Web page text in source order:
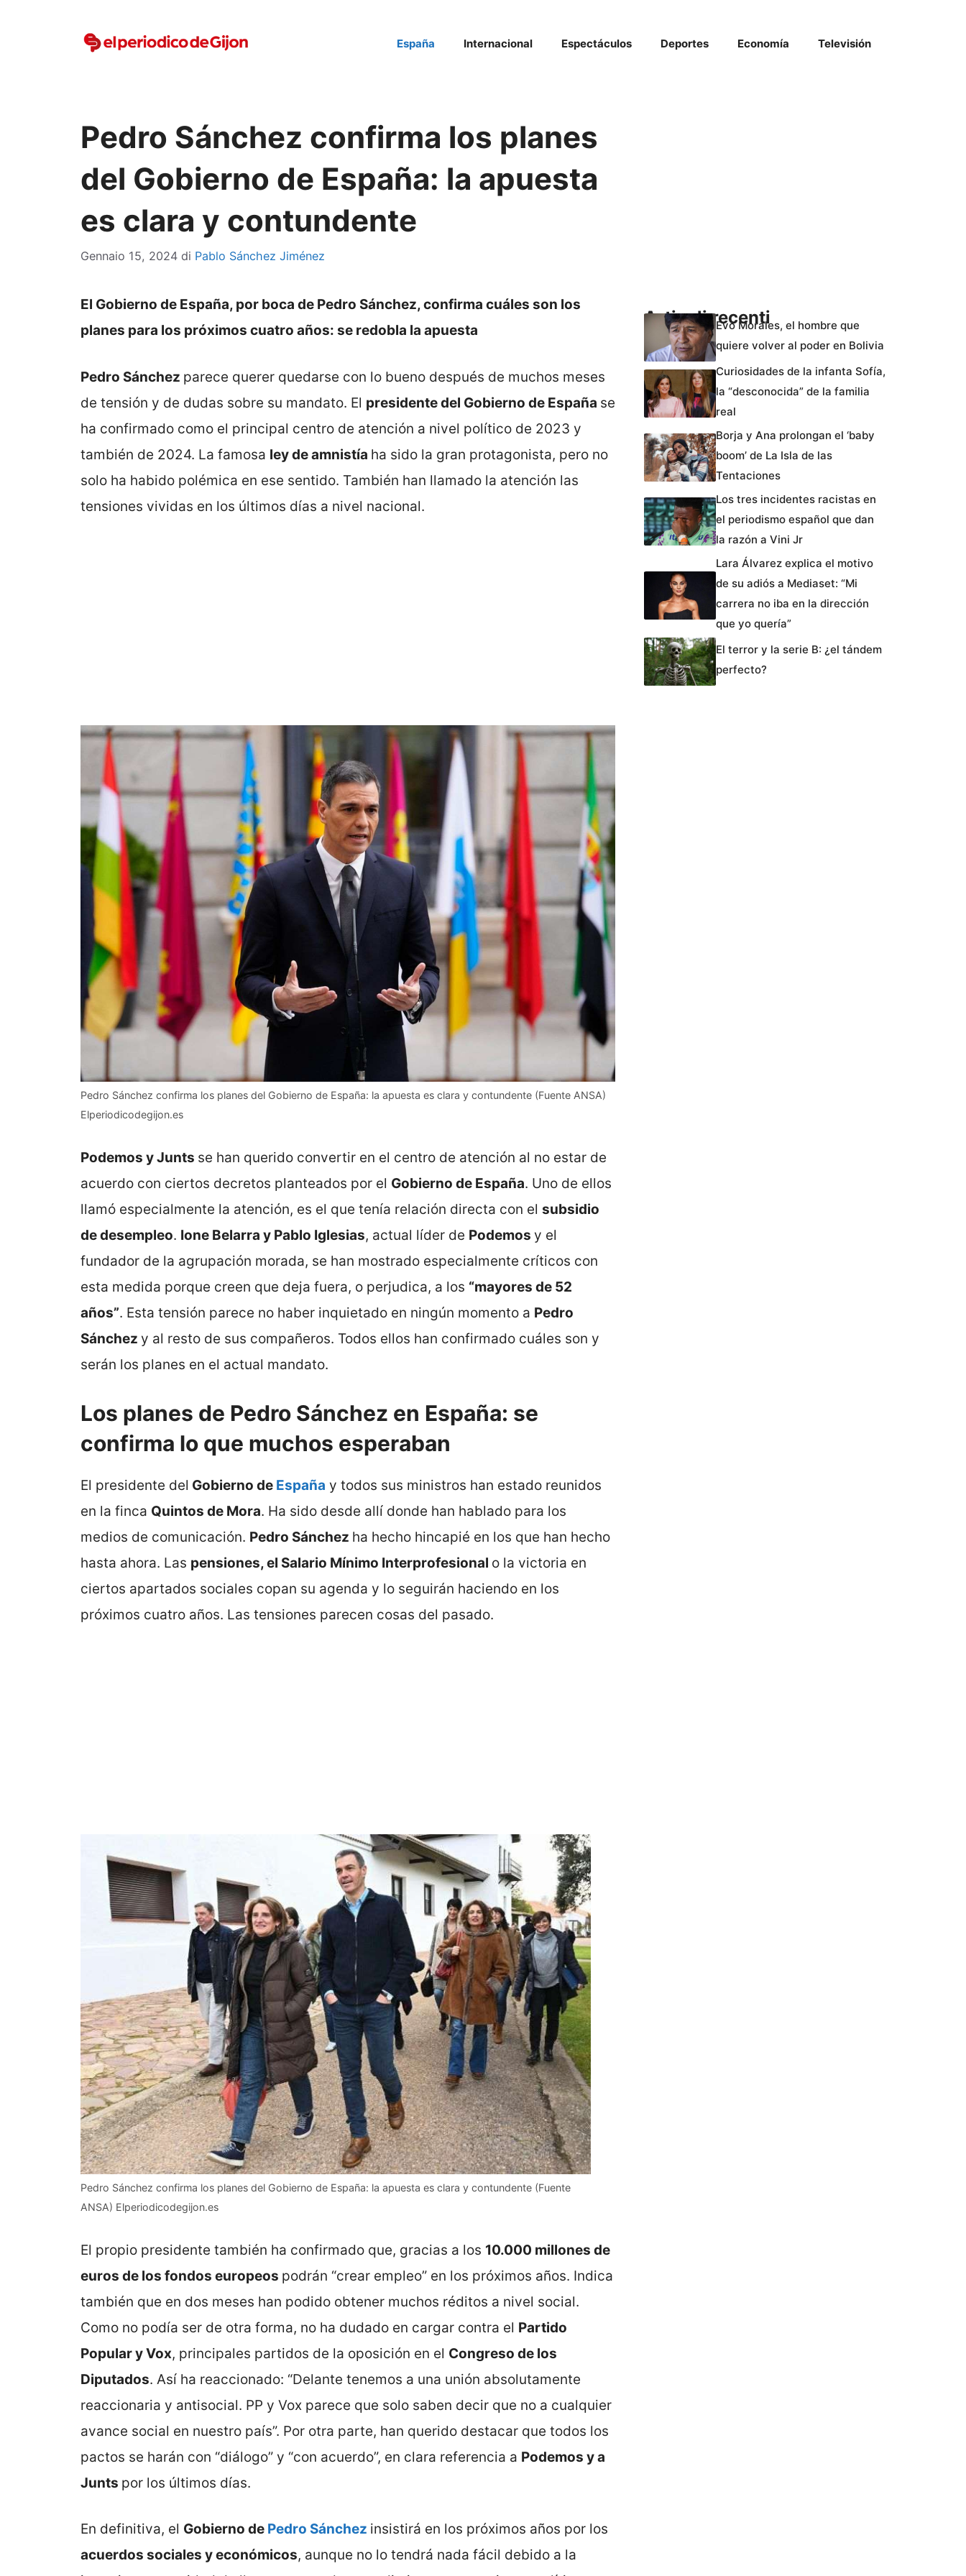
España Internacional Espectáculos Deportes Economía Televisión
Pedro Sánchez confirma los planes
del Gobierno de España: la apuesta
es clara y contundente
Gennaio 15, 2024 di Pablo Sánchez Jiménez
El Gobierno de España, por boca de Pedro Sánchez, confirma cuáles son los
planes para los próximos cuatro años: se redobla la apuesta
Pedro Sánchez parece querer quedarse con lo bueno después de muchos meses
de tensión y de dudas sobre su mandato. El presidente del Gobierno de España se
ha confirmado como el principal centro de atención a nivel político de 2023 y
también de 2024. La famosa ley de amnistía ha sido la gran protagonista, pero no
solo ha habido polémica en ese sentido. También han llamado la atención las
tensiones vividas en los últimos días a nivel nacional.
Pedro Sánchez confirma los planes del Gobierno de España: la apuesta es clara y contundente (Fuente ANSA)
Elperiodicodegijon.es
Podemos y Junts se han querido convertir en el centro de atención al no estar de
acuerdo con ciertos decretos planteados por el Gobierno de España. Uno de ellos
llamó especialmente la atención, es el que tenía relación directa con el subsidio
de desempleo. Ione Belarra y Pablo Iglesias, actual líder de Podemos y el
fundador de la agrupación morada, se han mostrado especialmente críticos con
esta medida porque creen que deja fuera, o perjudica, a los “mayores de 52
años”. Esta tensión parece no haber inquietado en ningún momento a Pedro
Sánchez y al resto de sus compañeros. Todos ellos han confirmado cuáles son y
serán los planes en el actual mandato.
Los planes de Pedro Sánchez en España: se
confirma lo que muchos esperaban
El presidente del Gobierno de España y todos sus ministros han estado reunidos
en la finca Quintos de Mora. Ha sido desde allí donde han hablado para los
medios de comunicación. Pedro Sánchez ha hecho hincapié en los que han hecho
hasta ahora. Las pensiones, el Salario Mínimo Interprofesional o la victoria en
ciertos apartados sociales copan su agenda y lo seguirán haciendo en los
próximos cuatro años. Las tensiones parecen cosas del pasado.
Pedro Sánchez confirma los planes del Gobierno de España: la apuesta es clara y contundente (Fuente
ANSA) Elperiodicodegijon.es
El propio presidente también ha confirmado que, gracias a los 10.000 millones de
euros de los fondos europeos podrán “crear empleo” en los próximos años. Indica
también que en dos meses han podido obtener muchos réditos a nivel social.
Como no podía ser de otra forma, no ha dudado en cargar contra el Partido
Popular y Vox, principales partidos de la oposición en el Congreso de los
Diputados. Así ha reaccionado: “Delante tenemos a una unión absolutamente
reaccionaria y antisocial. PP y Vox parece que solo saben decir que no a cualquier
avance social en nuestro país”. Por otra parte, han querido destacar que todos los
pactos se harán con “diálogo” y “con acuerdo”, en clara referencia a Podemos y a
Junts por los últimos días.
En definitiva, el Gobierno de Pedro Sánchez insistirá en los próximos años por los
acuerdos sociales y económicos, aunque no lo tendrá nada fácil debido a la
Articoli recentiEvo Morales, el hombre que
quiere volver al poder en Bolivia
Curiosidades de la infanta Sofía,
la “desconocida” de la familia
real
Borja y Ana prolongan el ‘baby
boom’ de La Isla de las
Tentaciones
Los tres incidentes racistas en
el periodismo español que dan
la razón a Vini Jr
Lara Álvarez explica el motivo
de su adiós a Mediaset: “Mi
carrera no iba en la dirección
que yo quería”
El terror y la serie B: ¿el tándem
perfecto?